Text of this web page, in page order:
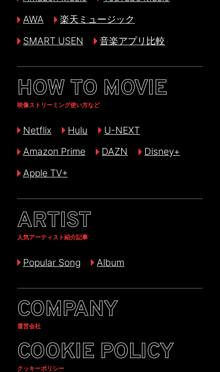
AWA
楽天ミュージック
SMART USEN
音楽アプリ比較
HOW TO MOVIE
映像ストリーミング使い方など
Netflix Hulu
U-NEXT
Amazon Prime
DAZN
Disney+
Apple TV+
ARTIST
人気アーティスト紹介記事
Popular Song Album
COMPANY
運営会社
COOKIE POLICY
クッキーポリシー